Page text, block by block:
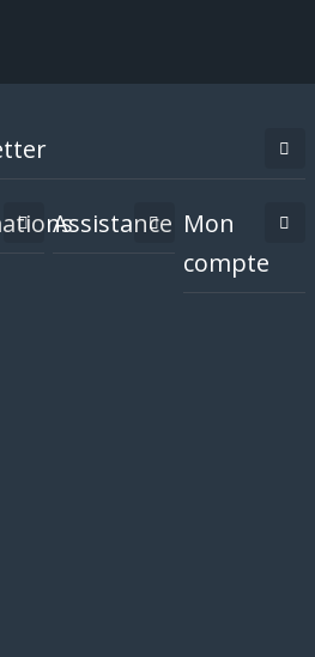
Assistance Mon
compte